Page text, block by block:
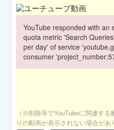
YouTube responded with an
quota metric 'Search
per day' of service
consumer
（※削除等でYouTubeに関連す
りの動画が表示されない場合があ